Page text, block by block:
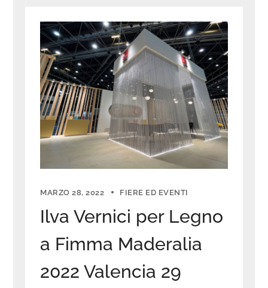
MARZO 28, 2022 FIERE ED EVENTI
Ilva Vernici per Legno
a Fimma Maderalia
2022 Valencia 29